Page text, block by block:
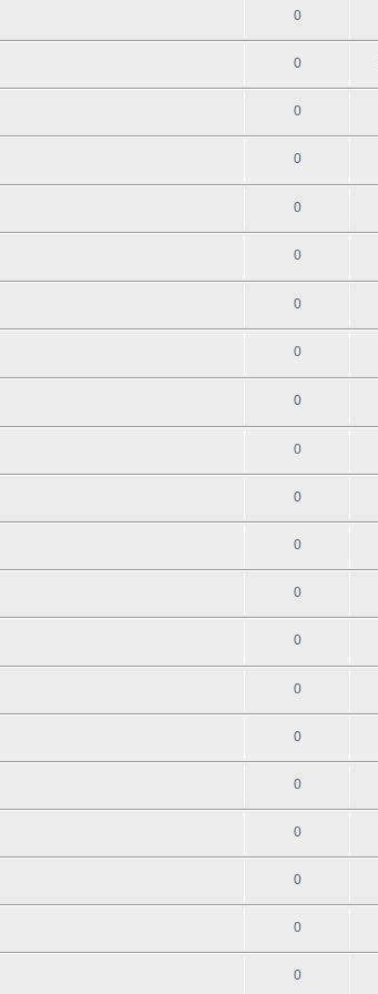
0
0
0
0
0
0
0
0
0
0
0
0
0
0
0
0
0
0
0
0
0